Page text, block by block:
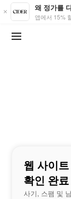
Skip to main content
왜 정가를
앱에서 15%
웹 사이
확인 완료
사기, 스팸 및